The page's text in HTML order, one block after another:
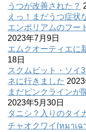
うつが改善された？
えっ！まだうつ症状
エンポリアムのフー
2023年7月9日
エムクオーティエに
18日
スクムビット・ソイ
ネに行きました
まだピンクラインが
2023年5月30日
タニシ？入りのタイ
チャオクワイ(หมาเฉ